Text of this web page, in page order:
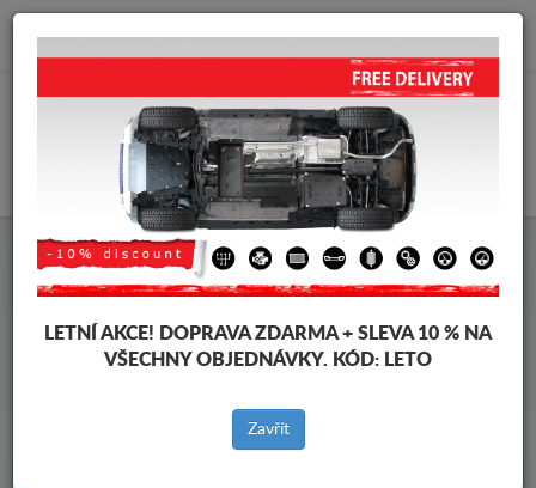
info@krytpodmotor.com
Kryt pod motor Volkswagen
Golf
LETNÍ AKCE! DOPRAVA ZDARMA + SLEVA 10 % NA
VŠECHNY OBJEDNÁVKY. KÓD: LETO
Zavřít